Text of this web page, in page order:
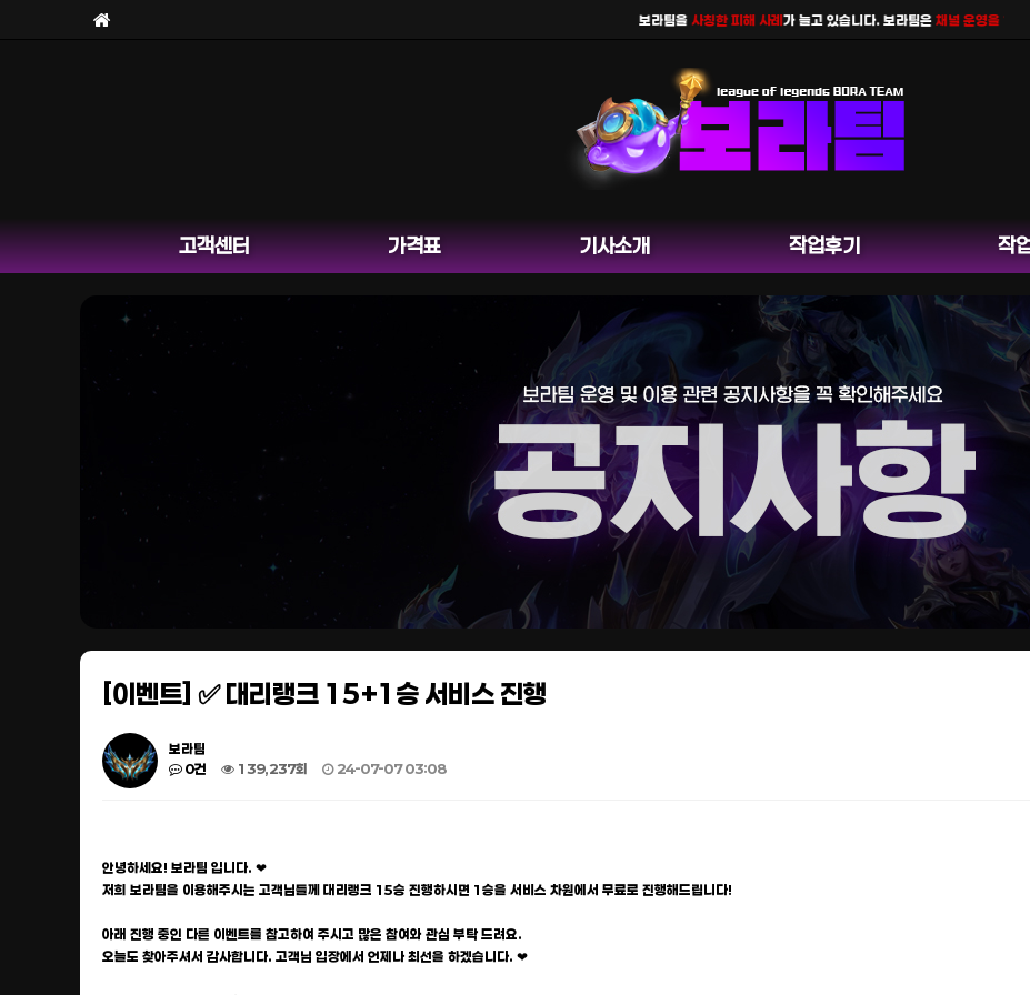
보라팀을사칭한 피해 사례가 늘고 있습니다. 보라팀은채널 운영을 하지 않으며
고객센터 가격표 기사소개 작업후기 작
[이벤트] ✅ 대리랭크 15+1승 서비스 진행
보라팀
0건
139,237회 24-07-07 03:08
안녕하세요! 보라팀 입니다. ❤
저희 보라팀을 이용해주시는 고객님들께 대리랭크 15승 진행하시면 1승을 서비스 차원에서 무료로 진행해드립니다!
아래 진행 중인 다른 이벤트를 참고하여 주시고 많은 참여와 관심 부탁 드려요.
오늘도 찾아주셔서 감사합니다. 고객님 입장에서 언제나 최선을 하겠습니다. ❤